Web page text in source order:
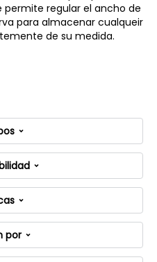
permite regular el ancho de
para almacenar cualqueir
de su medida.
por